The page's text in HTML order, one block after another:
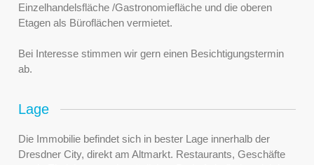
Einzelhandelsfläche /Gastronomiefläche und die oberen
Etagen als Büroflächen vermietet.
Bei Interesse stimmen wir gern einen Besichtigungstermin
ab.
Lage
Die Immobilie befindet sich in bester Lage innerhalb der
Dresdner City, direkt am Altmarkt. Restaurants, Geschäfte